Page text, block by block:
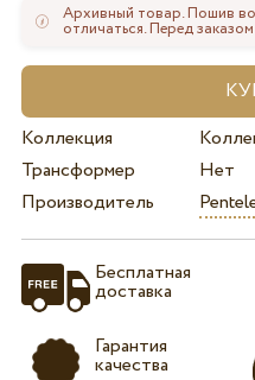
Архивный товар. Пошив
отличаться. Перед
Коллекция
Трансформер
Нет
Производитель
Бесплатная
доставка
Гарантия
качества